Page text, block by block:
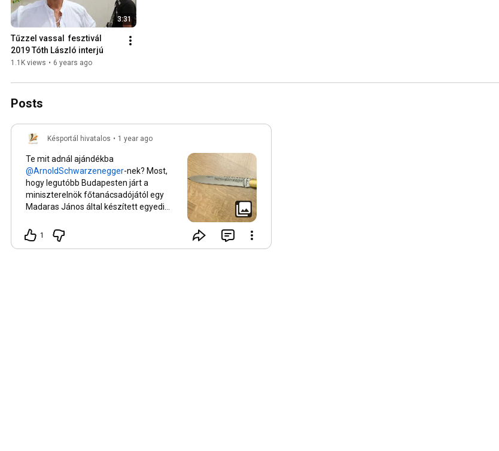
3:31
Tűzzel vassal  fesztivál
2019 Tóth László interjú
1.1K views • 6 years ago
Posts
Késportál hivatalos • 1 year ago
Te mit adnál ajándékba
-nek? Most,
hogy legutóbb Budapesten járt a
miniszterelnök főtanácsadójától egy
Madaras János által készített egyedi
Késportál blogon olvashatod, a QR kódot
beolvasva.
1